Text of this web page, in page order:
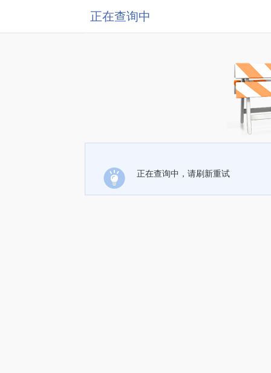
正在查询中
正在查询中，请刷新重试